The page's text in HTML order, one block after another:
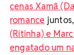
cenas Xamã
romance
(Ritinha) e
engatado um